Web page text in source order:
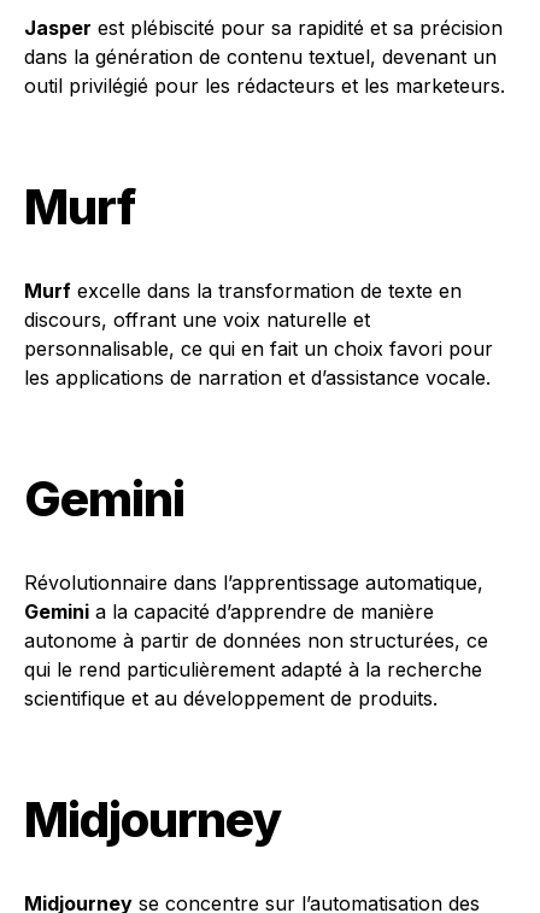
Jasper est plébiscité pour sa rapidité et sa précision
dans la génération de contenu textuel, devenant un
outil privilégié pour les rédacteurs et les marketeurs.
Murf
Murf excelle dans la transformation de texte en
discours, offrant une voix naturelle et
personnalisable, ce qui en fait un choix favori pour
les applications de narration et d’assistance vocale.
Gemini
Révolutionnaire dans l’apprentissage automatique,
Gemini a la capacité d’apprendre de manière
autonome à partir de données non structurées, ce
qui le rend particulièrement adapté à la recherche
scientifique et au développement de produits.
Midjourney
Midjourney se concentre sur l’automatisation des